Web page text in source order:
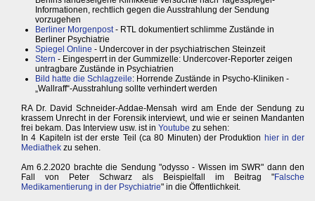
Informationen, rechtlich gegen die Ausstrahlung der Sendung
vorzugehen
Berliner Morgenpost- RTL dokumentiert schlimme Zustände in
Berliner Psychiatrie
Spiegel Online - Undercover in der psychiatrischen Steinzeit
Stern - Eingesperrt in der Gummizelle: Undercover-Reporter zeigen
untragbare Zustände in Psychiatrien
Bild hatte die Schlagzeile: Horrende Zustände in Psycho-Kliniken -
„Wallraff“-Ausstrahlung sollte verhindert werden
RA Dr. David Schneider-Addae-Mensah wird am Ende der Sendung zu
krassem Unrecht in der Forensik interviewt, und wie er seinen Mandanten
frei bekam. Das Interview usw. ist in Youtube zu sehen:
In 4 Kapiteln ist der erste Teil (ca 80 Minuten) der Produktion hier in der
Mediathek zu sehen.
Am 6.2.2020 brachte die Sendung "odysso - Wissen im SWR" dann den
Fall von Peter Schwarz als Beispielfall im Beitrag "Falsche
Medikamentierung in der Psychiatrie" in die Öffentlichkeit.